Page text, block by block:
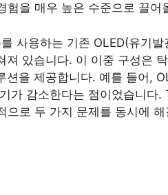
험을 매우 높은 수준으로 끌어
사용하는 기존 OLED(유기
져 있습니다. 이 이중 구성은
션을 제공합니다. 예를 들어,
가 감소한다는 점이었습니다
으로 두 가지 문제를 동시에 해